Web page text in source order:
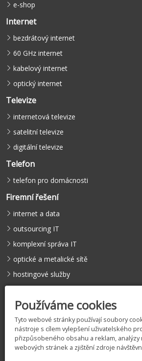
e-shop
Internet
bezdrátový internet
60 GHz internet
kabelový internet
optický internet
Televize
internetová televize
satelitní televize
digitální televize
Telefon
telefon pro domácnosti
Firemní řešení
internet a data
outsourcing IT
komplexní správa IT
optické a metalické sítě
hostingové služby
©COMFEEL s.r.o., 2005 – 2026 |Licence
sítí|Zásady zpracování osobních údajů
Používáme cookies
Tyto webové stránky používají soubory
nástroje s cílem vylepšení uživatelského
přizpůsobeného obsahu a reklam, analýzy
webových stránek a zjištění zdroje